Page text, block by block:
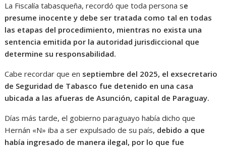
La Fiscalía tabasqueña, recordó que toda persona se
presume inocente y debe ser tratada como tal en todas
las etapas del procedimiento, mientras no exista una
sentencia emitida por la autoridad jurisdiccional que
determine su responsabilidad.
Cabe recordar que en septiembre del 2025, el exsecretario
de Seguridad de Tabasco fue detenido en una casa
ubicada a las afueras de Asunción, capital de Paraguay.
Días más tarde, el gobierno paraguayo había dicho que
Hernán «N» iba a ser expulsado de su país, debido a que
había ingresado de manera ilegal, por lo que fue